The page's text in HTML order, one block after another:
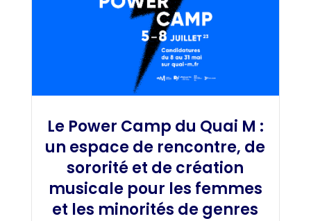
Le Power Camp du Quai M :
un espace de rencontre, de
sororité et de création
musicale pour les femmes
et les minorités de genres